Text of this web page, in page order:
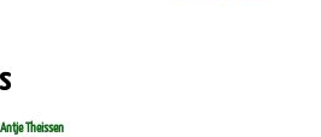
Antje Theissen